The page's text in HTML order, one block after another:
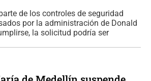
de los controles de seguridad
por la administración de Donald
la solicitud podría ser